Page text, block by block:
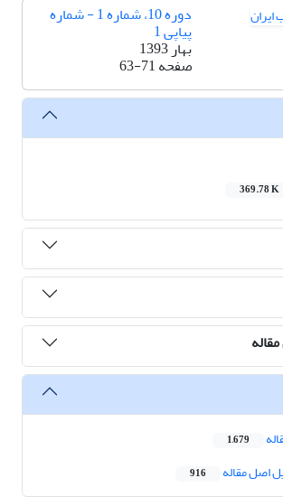
دوره 10، شماره 1 - شماره
پیاپی 1
بهار 1393
صفحه63-71
369.78 K
1,679
اصل مقاله 916